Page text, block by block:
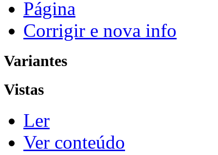
Página
Corrigir e nova info
Variantes
Vistas
Ler
Ver conteúdo